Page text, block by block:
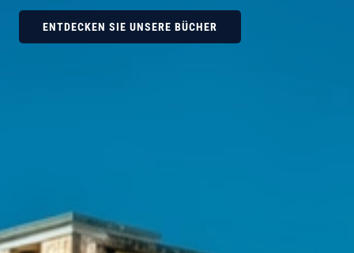
ENTDECKEN SIE UNSERE BÜCHER